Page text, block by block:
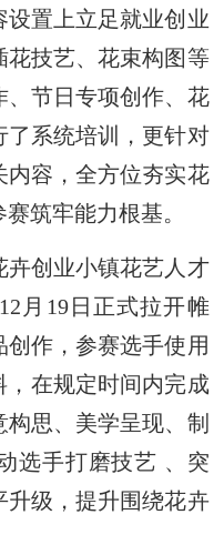
设置上立足就业创业
花技艺、花束构图等
、节日专项创作、花
了系统培训，更针对
内容，全方位夯实花
筑牢能力根基。
创业小镇花艺人才
月19日正式拉开帷
作，参赛选手使用
，在规定时间内完成
思、美学呈现、制
选手打磨技艺 、突
升级，提升围绕花卉